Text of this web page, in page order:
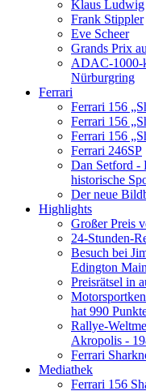
Klaus Ludwig
Frank Stippler
Eve Scheer
Grands Prix
ADAC-1000-
Nürburgring
Ferrari
Ferrari 156
Ferrari 156
Ferrari 156
Ferrari 246SP
Dan Setford -
historische
Der neue
Highlights
Großer Preis
24-Stunden-
Besuch bei
Edington
Preisrätsel in
hat 990
Rallye-
Akropolis -
Ferrari
Mediathek
Ferrari 156